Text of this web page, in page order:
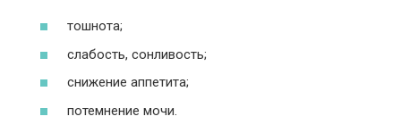
тошнота;
слабость, сонливость;
снижение аппетита;
потемнение мочи.